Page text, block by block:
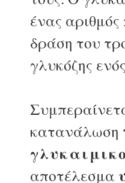
ένας αριθμός
δράση του
γλυκόζης
κατανάλωση
αποτέλεσμα